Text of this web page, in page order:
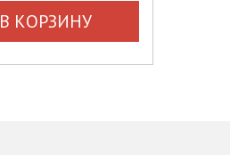
В КОРЗИНУ